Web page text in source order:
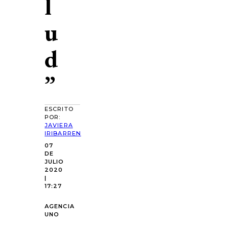
u
d
”
ESCRITO
POR:
JAVIERA
IRIBARREN
07
DE
JULIO
2020
|
17:27
AGENCIA
UNO